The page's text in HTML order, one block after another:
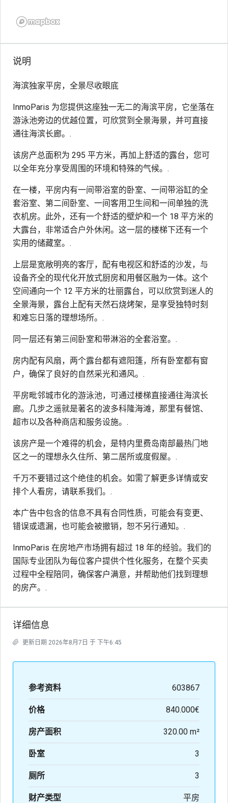
说明
海滨独家平房，全景尽收眼底
InmoParis 为您提供这座独一无二的海滨平房，它坐落在
游泳池旁边的优越位置，可欣赏到全景海景，并可直接
通往海滨长廊。.
该房产总面积为 295 平方米，再加上舒适的露台，您可
以全年充分享受周围的环境和特殊的气候。.
在一楼，平房内有一间带浴室的卧室、一间带浴缸的全
套浴室、第二间卧室、一间客用卫生间和一间单独的洗
衣机房。此外，还有一个舒适的壁炉和一个 18 平方米的
大露台，非常适合户外休闲。这一层的楼梯下还有一个
实用的储藏室。.
上层是宽敞明亮的客厅，配有电视区和舒适的沙发，与
设备齐全的现代化开放式厨房和用餐区融为一体。这个
空间通向一个 12 平方米的壮丽露台，可以欣赏到迷人的
全景海景，露台上配有天然石烧烤架，是享受独特时刻
和难忘日落的理想场所。.
同一层还有第三间卧室和带淋浴的全套浴室。.
房内配有风扇，两个露台都有遮阳篷，所有卧室都有窗
户，确保了良好的自然采光和通风。.
平房毗邻城市化的游泳池，可通过楼梯直接通往海滨长
廊。几步之遥就是著名的波多科隆海滩，那里有餐馆、
超市以及各种商店和服务设施。.
该房产是一个难得的机会，是特内里费岛南部最热门地
区之一的理想永久住所、第二居所或度假屋。.
千万不要错过这个绝佳的机会。如需了解更多详情或安
排个人看房，请联系我们。.
本广告中包含的信息不具有合同性质，可能会有变更、
错误或遗漏，也可能会被撤销，恕不另行通知。.
InmoParis 在房地产市场拥有超过 18 年的经验。我们的
国际专业团队为每位客户提供个性化服务，在整个买卖
过程中全程陪同，确保客户满意，并帮助他们找到理想
的房产。.
详细信息
更新日期 2026年8月7日 于 下午6:45
参考资料 603867
价格 840.000€
房产面积 320.00 m²
卧室 3
厕所 3
财产类型 平房